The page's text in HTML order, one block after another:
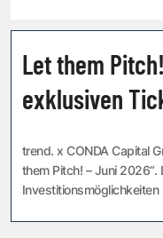
Let them
exklusiven
trend. x CONDA Capital
them Pitch! – Juni 2026“.
Investitionsmöglichkeiten